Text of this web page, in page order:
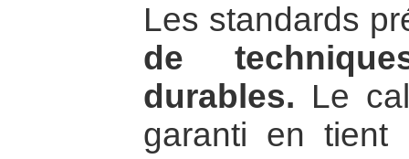
Les standards
de
durables. Le
garanti en tient